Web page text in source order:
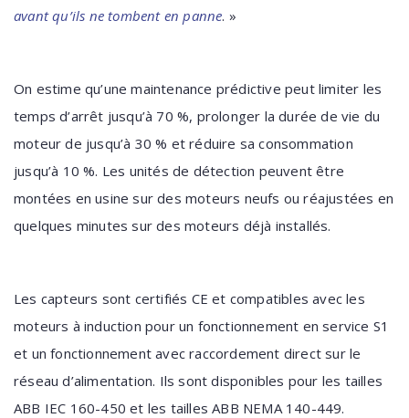
avant qu’ils ne tombent en panne. »
On estime qu’une maintenance prédictive peut limiter les
temps d’arrêt jusqu’à 70 %, prolonger la durée de vie du
moteur de jusqu’à 30 % et réduire sa consommation
jusqu’à 10 %. Les unités de détection peuvent être
montées en usine sur des moteurs neufs ou réajustées en
quelques minutes sur des moteurs déjà installés.
Les capteurs sont certifiés CE et compatibles avec les
moteurs à induction pour un fonctionnement en service S1
et un fonctionnement avec raccordement direct sur le
réseau d’alimentation. Ils sont disponibles pour les tailles
ABB IEC 160-450 et les tailles ABB NEMA 140-449.